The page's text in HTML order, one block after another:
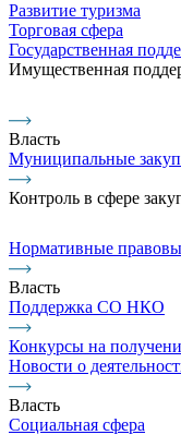
Развитие туризма
Торговая сфера
Государственная
Имущественная
Власть
Муниципальные
Контроль в сфере
Нормативные
Власть
Поддержка СО НКО
Конкурсы на
Новости о
Власть
Социальная сфера